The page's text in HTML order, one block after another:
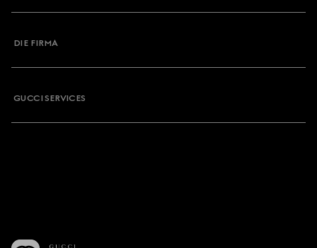
DIE FIRMA
GUCCI SERVICES